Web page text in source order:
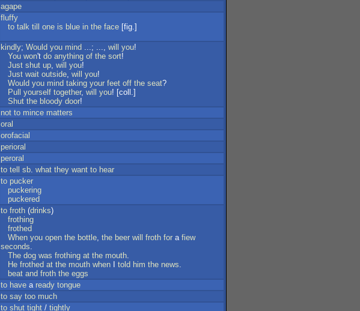
agape
fluffy
to talk till one is blue in the face [fig.]
kindly; Would you mind ...; ..., will you!
You won't do anything of the sort!
Just shut up, will you!
Just wait outside, will you!
Would you mind taking your feet off the seat?
Pull
yourself together, will you! [coll.]
Shut the bloody door!
not to mince matters
oral
orofacial
perioral
peroral
to tell sb. what they want to hear
to pucker
puckering
puckered
to froth (drinks)
frothing
frothed
When you open the bottle, the beer will froth for a fiew
seconds.
The dog was frothing at the mouth.
He frothed at the mouth when told him the news.
beat and froth the eggs
to have a ready tongue
to say too much
to shut tight / tightly